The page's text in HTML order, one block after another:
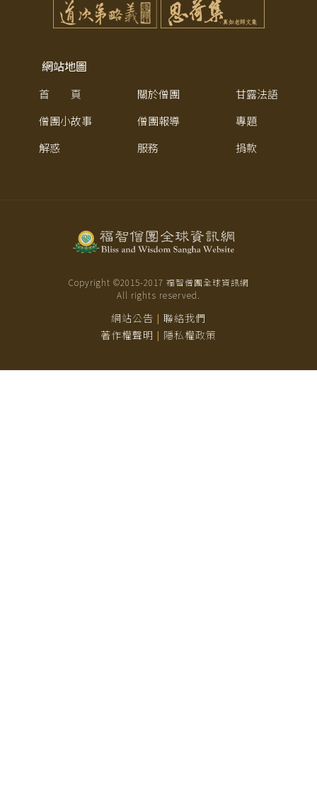
網站地圖
首 頁 關於僧團
甘露法語
僧團小故事
僧團報導
專題
解惑
服務 捐款
Copyright ©2015-2017 福智僧團全球資訊網
All rights reserved.
網站公告 | 聯絡我們
著作權聲明 | 隱私權政策